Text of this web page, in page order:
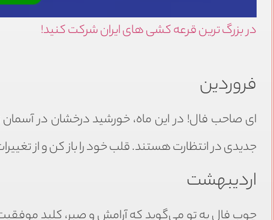
در بزرگ ترین قرعه کشی های ایران شرکت کنید!
فروردین
ای صاحب فال! در این ماه، خورشید درخشان در
جدیدی در انتظارت هستند. قلب خود را باز کن و از
اردیبهشت